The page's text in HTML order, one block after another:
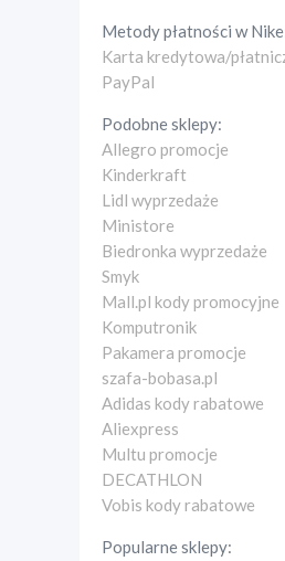
Metody płatności wNike
Karta kredytowa/
PayPal
Podobne sklepy:
Allegro promocje
Kinderkraft
Lidl wyprzedaże
Ministore
Biedronka wyprzedaże
Smyk
Mall.pl kody promocyjne
Komputronik
Pakamera promocje
szafa-bobasa.pl
Adidas kody rabatowe
Aliexpress
Multu promocje
DECATHLON
Vobis kody rabatowe
Popularne sklepy: